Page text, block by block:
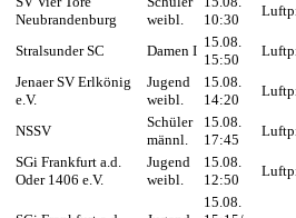
Neubrandenburg
weibl.
10:30
Stralsunder SC Damen I
15.08.
15:50
Jenaer SV Erlkönig
e.V.
Jugend
weibl.
15.08.
14:20
NSSV
Schüler
männl.
15.08.
17:45
SGi Frankfurt a.d.
Oder 1406 e.V.
Jugend
weibl.
15.08.
12:50
15.08.